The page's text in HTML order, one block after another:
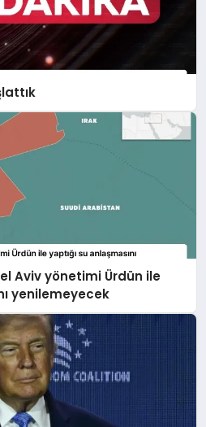
Aviv yönetimi Ürdün ile
yenilemeyecek